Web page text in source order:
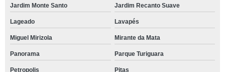
empresa de treinamento empresarial emocional Santo Amaro
treinamento comunicação empresarial Campo belo
treinamento emocional para empresa Vila Mariana
onde fazer treinamento emocional para colaborador Residencial Oito
Jardim Monte Santo Jardim Recanto Suave
Lageado Lavapés
Miguel Mirizola Mirante da Mata
Panorama Parque Turiguara
Petropolis Pitas